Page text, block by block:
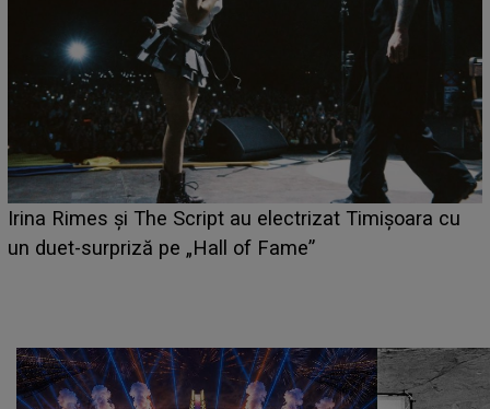
cu
HOROSCOP 6 august 2026. Zodia
câștige mai mulți bani. O oportunitate